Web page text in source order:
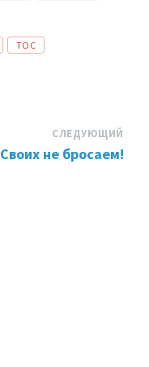
ТОС
СЛЕДУЮЩИЙ
Своих не бросаем!